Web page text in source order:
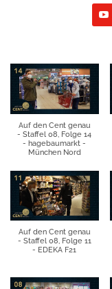
Auf den Cent genau
- Staffel 08, Folge 14
- hagebaumarkt -
München Nord
Auf den Cent genau
- Staffel 08, Folge 11
- EDEKA F21